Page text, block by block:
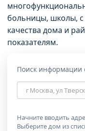
больницы, школы,
качества дома и
показателям.
Поиск информации
Адрес
дома
Начните вводить
Выберите дом из